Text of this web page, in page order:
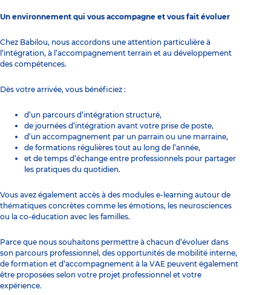
Un environnement qui vous accompagne et vous fait évoluer
Chez Babilou, nous accordons une attention particulière à
l’intégration, à l’accompagnement terrain et au développement
des compétences.
Dès votre arrivée, vous bénéficiez :
d’un parcours d’intégration structuré,
de journées d’intégration avant votre prise de poste,
d’un accompagnement par un parrain ou une marraine,
de formations régulières tout au long de l’année,
et de temps d’échange entre professionnels pour partager
les pratiques du quotidien.
Vous avez également accès à des modules e-learning autour de
thématiques concrètes comme les émotions, les neurosciences
ou la co-éducation avec les familles.
Parce que nous souhaitons permettre à chacun d’évoluer dans
son parcours professionnel, des opportunités de mobilité interne,
de formation et d’accompagnement à la VAE peuvent également
être proposées selon votre projet professionnel et votre
expérience.